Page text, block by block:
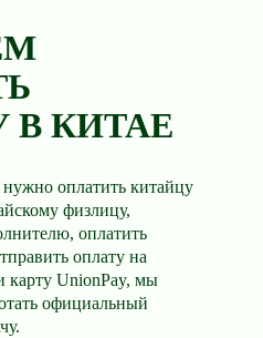
В КИТАЕ
оплатить китайцу
физлицу,
оплатить
оплату на
карту UnionPay, мы
официальный